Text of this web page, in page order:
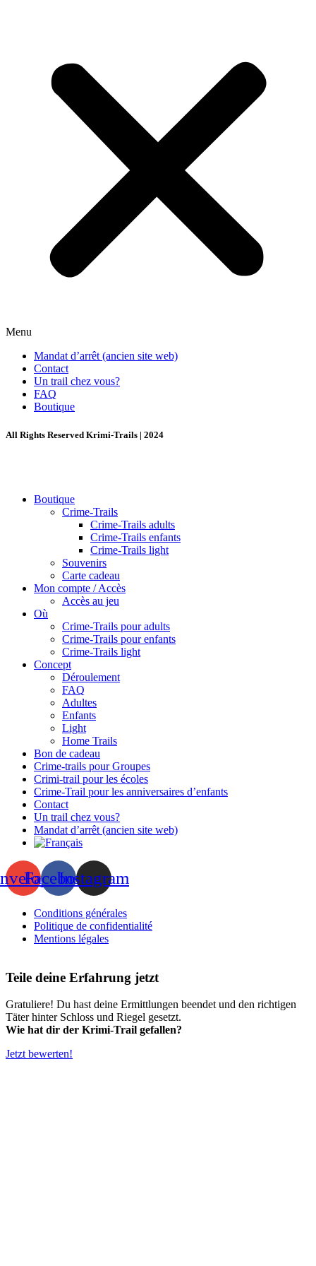
Menu
Mandat d’arrêt (ancien site web)
Contact
Un trail chez vous?
FAQ
Boutique
All Rights Reserved Krimi-Trails | 2024
Boutique
Crime-Trails
Crime-Trails adults
Crime-Trails enfants
Crime-Trails light
Souvenirs
Carte cadeau
Mon compte / Accès
Accès au jeu
Où
Crime-Trails pour adults
Crime-Trails pour enfants
Crime-Trails light
Concept
Déroulement
FAQ
Adultes
Enfants
Light
Home Trails
Bon de cadeau
Crime-trails pour Groupes
Crimi-trail pour les écoles
Crime-Trail pour les anniversaires d’enfants
Contact
Un trail chez vous?
Mandat d’arrêt (ancien site web)
FacebookInstagram
Conditions générales
Politique de confidentialité
Mentions légales
Teile deine Erfahrung jetzt
Gratuliere! Du hast deine Ermittlungen beendet und den richtigen
Täter hinter Schloss und Riegel gesetzt.
Wie hat dir der Krimi-Trail gefallen?
Jetzt bewerten!